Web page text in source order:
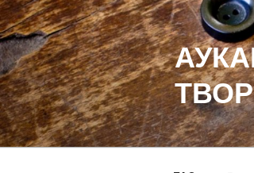
Перейти
к
содержимому